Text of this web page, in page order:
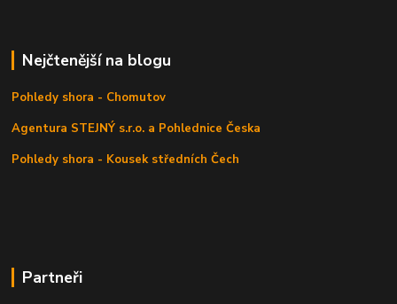
Nejčtenější na blogu
Pohledy shora - Chomutov
Agentura STEJNÝ s.r.o. a Pohlednice Česka
Pohledy shora - Kousek středních Čech
Partneři